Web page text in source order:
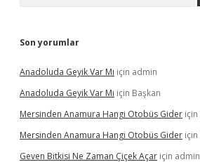
Son yorumlar
Anadoluda Geyik Var Mı için admin
Anadoluda Geyik Var Mı için Başkan
Mersinden Anamura Hangi Otobüs Gider için
Mersinden Anamura Hangi Otobüs Gider için
Geven Bitkisi Ne Zaman Çiçek Açar için admin